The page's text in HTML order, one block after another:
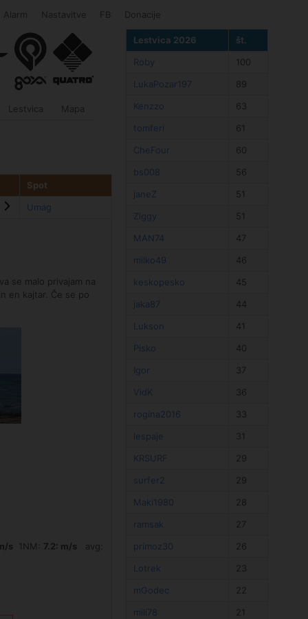
Alarm Nastavitve FB Donacije
Lestvica Mapa
Spot
Umag
se malo privajam na
en kajtar. Če se po
s 1NM: 7.2: m/s avg:
Lestvica 2026
št.
Roby
100
LukaPozar197
89
Kenzzo
63
tomferi
61
CheFour
60
bs008
56
janeZ
51
Ziggy
51
MAN74
47
milko49
46
keskopesko
45
jaka87
44
Lukson
41
Pisko
40
Igor
37
VidK
36
rogina2016
33
lespaje
31
KRSURF
29
surfer2
29
Maki1980
28
ramsak
27
primoz30
26
Lotrek
23
mGodec
22
mili78
21